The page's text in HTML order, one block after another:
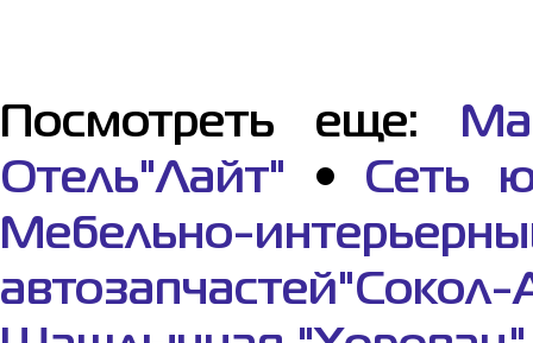
Посмотреть еще:
Отель"Лайт" • Сеть
Мебельно-